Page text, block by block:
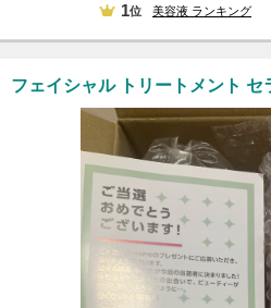
1位 美容液 ランキング
フェイシャル トリートメント セ